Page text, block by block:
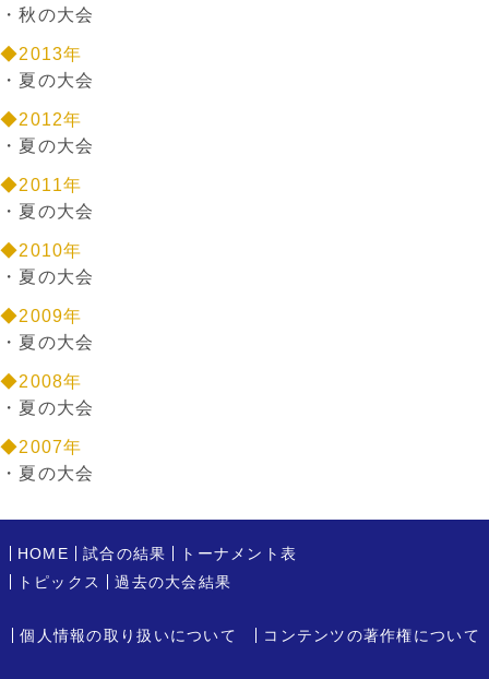
・秋の大会
◆2013年
・ 夏の大会
◆2012年
・ 夏の大会
◆2011年
・ 夏の大会
◆2010年
・ 夏の大会
◆2009年
・ 夏の大会
◆2008年
・ 夏の大会
◆2007年
・ 夏の大会
HOME 試合の結果
トーナメント表
トピックス
過去の大会結果
個人情報の取り扱いについて コンテンツの著作権について